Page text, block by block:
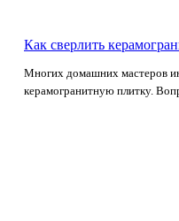
Как сверлить
Многих домашних мастеров
керамогранитную плитку.